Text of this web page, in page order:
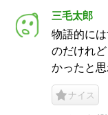
三毛太郎
物語的に
のだけれ
かったと思
ナイス